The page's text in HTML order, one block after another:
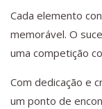
Cada elemento
memorável. O
uma competição
Com dedicação e
um ponto de